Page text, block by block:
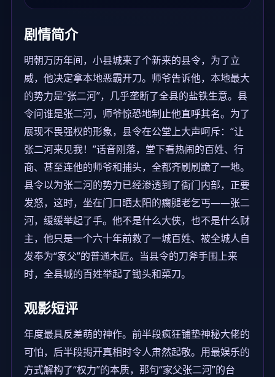
剧情简介
明朝万历年间，小县城来了个新来的县令，为了立
威，他决定拿本地恶霸开刀。师爷告诉他，本地最大
的势力是“张二河”，几乎垄断了全县的盐铁生意。县
令问谁是张二河，师爷惊恐地制止他直呼其名。为了
展现不畏强权的形象，县令在公堂上大声呵斥：“让
张二河来见我！”话音刚落，堂下看热闹的百姓、行
商、甚至连他的师爷和捕头，全都齐刷刷跪了一地。
县令以为张二河的势力已经渗透到了衙门内部，正要
发怒，这时，坐在门口晒太阳的瘸腿老乞丐——张二
河，缓缓举起了手。他不是什么大侠，也不是什么财
主，他只是一个六十年前救了一城百姓、被全城人自
发奉为“家父”的普通木匠。当县令的刀斧手围上来
时，全县城的百姓举起了锄头和菜刀。
观影短评
年度最具反差萌的神作。前半段疯狂铺垫神秘大佬的
可怕，后半段揭开真相时令人肃然起敬。用最娱乐的
方式解构了“权力”的本质，那句“家父张二河”的台